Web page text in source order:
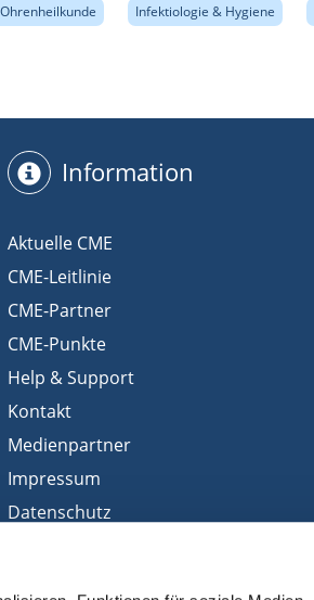
Infektiologie & Hygiene
Information
Aktuelle CME
CME-Leitlinie
CME-Partner
CME-Punkte
Help & Support
Kontakt
Medienpartner
Impressum
Datenschutz